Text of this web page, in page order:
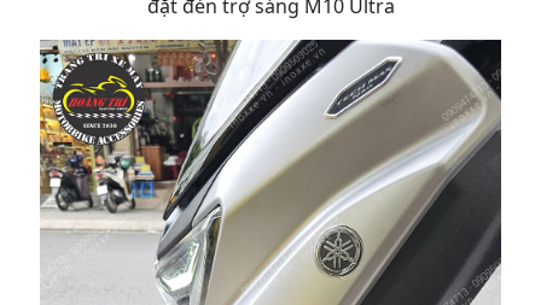
đặt đèn trợ sáng M10 Ultra